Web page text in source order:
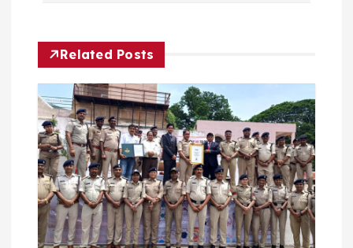
v
g
a
t
Related Posts